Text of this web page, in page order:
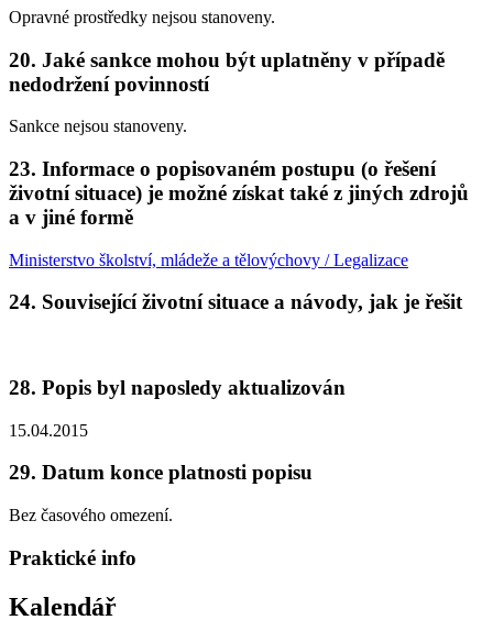
Opravné prostředky nejsou stanoveny.
20. Jaké sankce mohou být uplatněny v případě
nedodržení povinností
Sankce nejsou stanoveny.
23. Informace o popisovaném postupu (o řešení
životní situace) je možné získat také z jiných zdrojů
a v jiné formě
Ministerstvo školství, mládeže a tělovýchovy / Legalizace
24. Související životní situace a návody, jak je řešit
28. Popis byl naposledy aktualizován
15.04.2015
29. Datum konce platnosti popisu
Bez časového omezení.
Praktické info
Kalendář